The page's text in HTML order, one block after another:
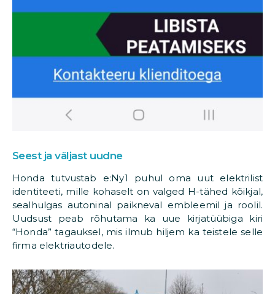
Seest ja väljast uudne
Honda tutvustab e:Ny1 puhul oma uut elektrilist
identiteeti, mille kohaselt on valged H-tähed kõikjal,
sealhulgas autoninal paikneval embleemil ja roolil.
Uudsust peab rõhutama ka uue kirjatüübiga kiri
“Honda” tagauksel, mis ilmub hiljem ka teistele selle
firma elektriautodele.